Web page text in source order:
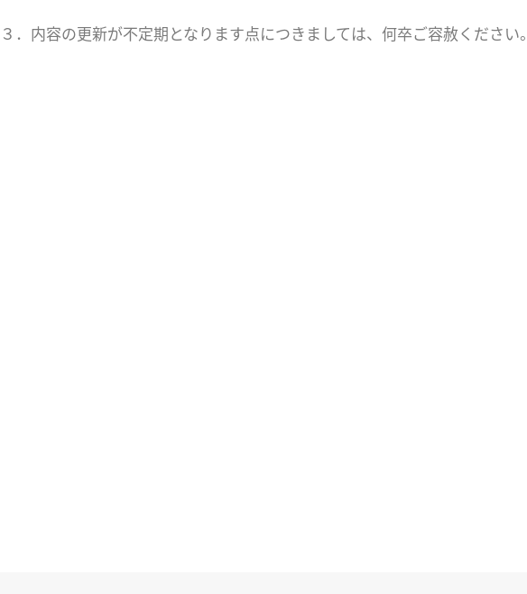
３． 内容の更新が不定期となります点につきましては、何卒ご容赦ください。